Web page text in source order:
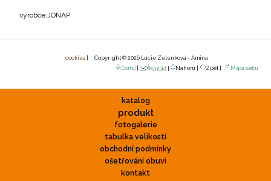
výrobce:JONAP
cookies | Copyright © 2026 Lucie Zelenková - Amina
Mapa webu
Zpět |
Nahoru |
Kontakt |
Domů
katalog
produkt
fotogalerie
tabulka velikostí
obchodní podmínky
ošetřování obuvi
kontakt